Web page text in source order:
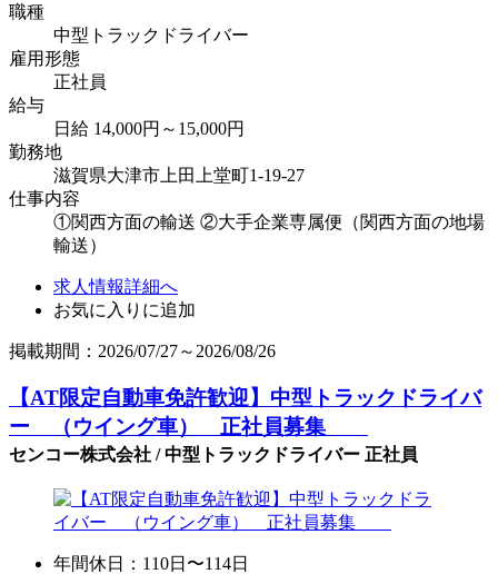
職種
中型トラックドライバー
雇用形態
正社員
給与
日給 14,000円～15,000円
勤務地
滋賀県大津市上田上堂町1-19-27
仕事内容
①関西方面の輸送 ②大手企業専属便（関西方面の地場
輸送）
求人情報詳細へ
お気に入りに追加
掲載期間：2026/07/27～2026/08/26
【AT限定自動車免許歓迎】中型トラックドライバ
ー （ウイング車） 正社員募集
センコー株式会社 / 中型トラックドライバー 正社員
年間休日：110日〜114日